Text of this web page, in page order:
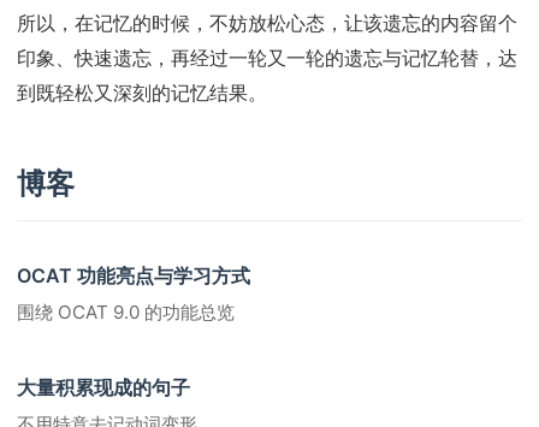
所以，在记忆的时候，不妨放松心态，让该遗忘的内容留个
印象、快速遗忘，再经过一轮又一轮的遗忘与记忆轮替，达
到既轻松又深刻的记忆结果。
博客
OCAT 功能亮点与学习方式
围绕 OCAT 9.0 的功能总览
大量积累现成的句子